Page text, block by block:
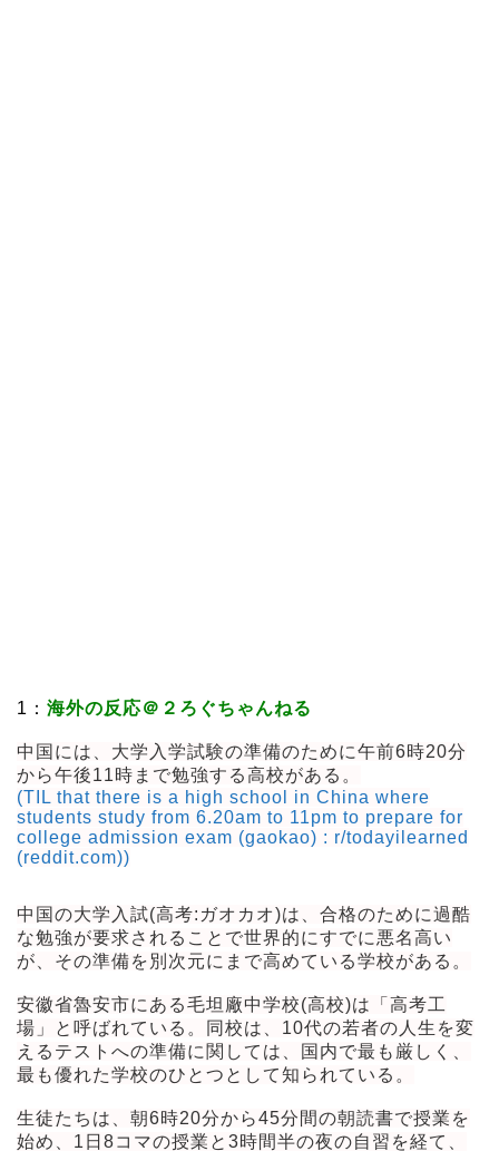
1： 海外の反応＠２ろぐちゃんねる
中国には、大学入学試験の準備のために午前6時20分
から午後11時まで勉強する高校がある。
(TIL that there is a high school in China where
students study from 6.20am to 11pm to prepare for
college admission exam (gaokao) : r/todayilearned
(reddit.com))
中国の大学入試(高考:ガオカオ)は、合格のために過酷
な勉強が要求されることで世界的にすでに悪名高い
が、その準備を別次元にまで高めている学校がある。
安徽省魯安市にある毛坦廠中学校(高校)は「高考工
場」と呼ばれている。同校は、10代の若者の人生を変
えるテストへの準備に関しては、国内で最も厳しく、
最も優れた学校のひとつとして知られている。
生徒たちは、朝6時20分から45分間の朝読書で授業を
始め、1日8コマの授業と3時間半の夜の自習を経て、